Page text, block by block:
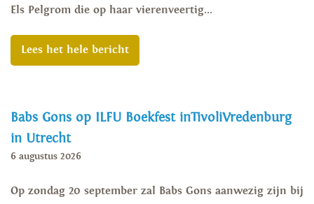
Els Pelgrom die op haar vierenveertig...
Lees het hele bericht
Babs Gons op ILFU Boekfest inTivoliVredenburg
in Utrecht
6 augustus 2026
Op zondag 20 september zal Babs Gons aanwezig zijn bij